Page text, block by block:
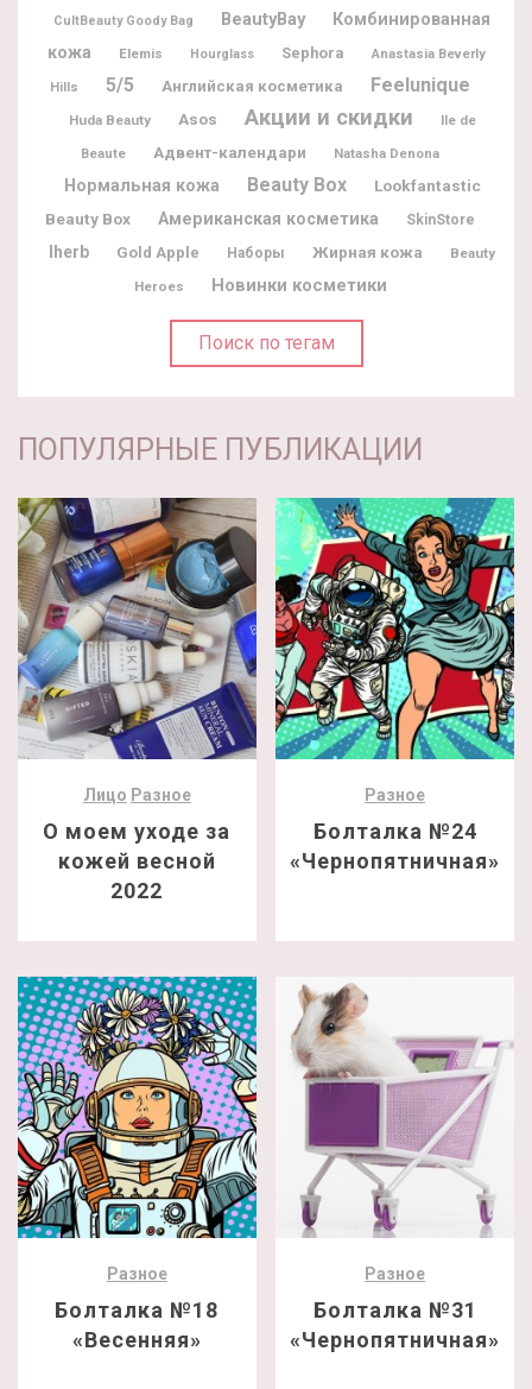
CultBeauty Goody Bag BeautyBay
Комбинированная
кожа
Elemis Hourglass Sephora Anastasia Beverly
Hills 5/5 Английская косметика Feelunique
Huda Beauty Asos Акции и скидки
Ile de
Beaute
Адвент-календари Natasha Denona
Нормальная кожа Beauty Box
Lookfantastic
Beauty Box
Американская косметика SkinStore
Iherb Gold Apple Наборы Жирная кожа
Beauty
Heroes
Новинки косметики
Поиск по тегам
ПОПУЛЯРНЫЕ ПУБЛИКАЦИИ
Лицо Разное
О моем уходе за
кожей весной
2022
Разное
Болталка №24
«Чернопятничная»
Разное
Болталка №18
«Весенняя»
Разное
Болталка №31
«Чернопятничная»